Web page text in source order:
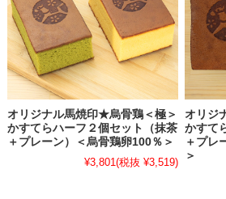
オリジナル馬焼印★烏骨鶏＜極＞
かすてらハーフ２個セット（抹茶
＋プレーン）＜烏骨鶏卵100％＞
¥3,801(税抜 ¥3,519)
オリジ
かすて
＋プレ
＞